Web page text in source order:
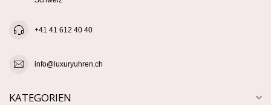
+41 41 612 40 40
info@luxuryuhren.ch
KATEGORIEN